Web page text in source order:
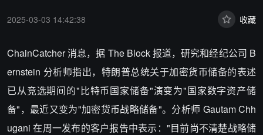
2025-03-03 14:42:38 收藏
ChainCatcher 消息，据 The Block 报道，研究和经纪公司 B
ernstein 分析师指出，特朗普总统关于加密货币储备的表述
已从竞选期间的"比特币国家储备"演变为"国家数字资产储
备"，最近又变为"加密货币战略储备"。分析师 Gautam Chh
ugani 在周一发布的客户报告中表示："目前尚不清楚战略储